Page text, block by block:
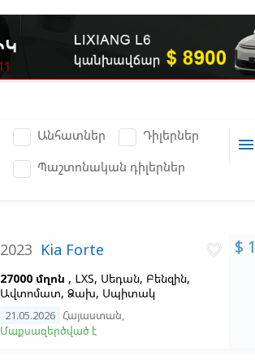
Անհատներ
Դիլերներ
Պաշտոնական դիլերներ
menu
2023 Kia Forte
27000 մղոն , LXS, Սեդան, Բենզին,
Ավտոմատ, Ձախ, Սպիտակ
21.05.2026 Հայաստան,
Մաքսազերծված է
favorite_border $